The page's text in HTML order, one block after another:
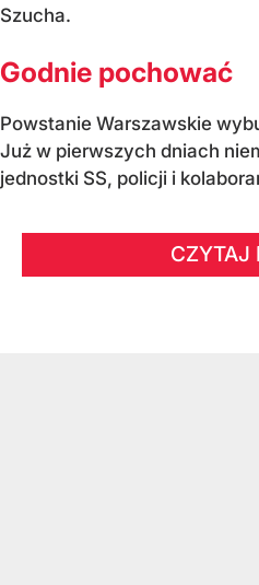
Szucha.
Godnie pochować
Powstanie Warszawskie
Już w pierwszych dniach
jednostki SS, policji i
CZYTAJ